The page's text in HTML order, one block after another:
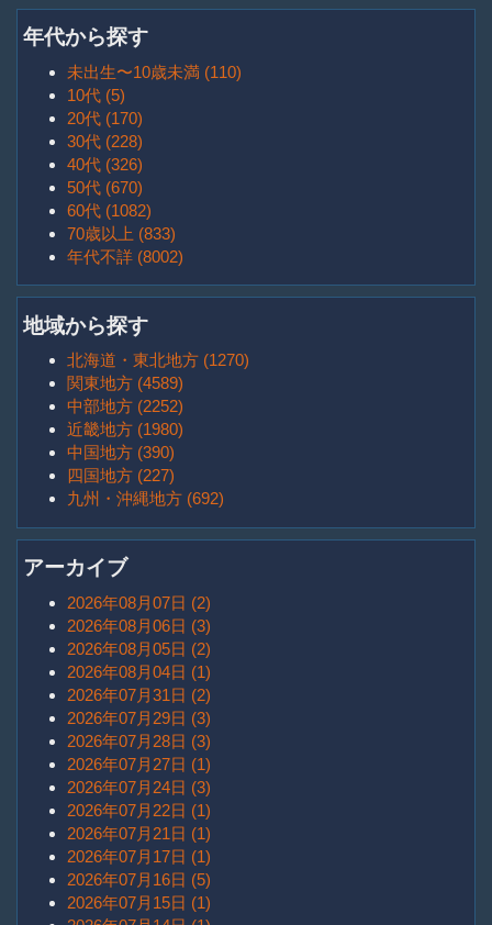
年代から探す
未出生〜10歳未満 (110)
10代 (5)
20代 (170)
30代 (228)
40代 (326)
50代 (670)
60代 (1082)
70歳以上 (833)
年代不詳 (8002)
地域から探す
北海道・東北地方 (1270)
関東地方 (4589)
中部地方 (2252)
近畿地方 (1980)
中国地方 (390)
四国地方 (227)
九州・沖縄地方 (692)
アーカイブ
2026年08月07日 (2)
2026年08月06日 (3)
2026年08月05日 (2)
2026年08月04日 (1)
2026年07月31日 (2)
2026年07月29日 (3)
2026年07月28日 (3)
2026年07月27日 (1)
2026年07月24日 (3)
2026年07月22日 (1)
2026年07月21日 (1)
2026年07月17日 (1)
2026年07月16日 (5)
2026年07月15日 (1)